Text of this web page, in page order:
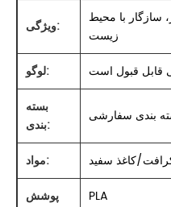
ویژگی:
سازگار با محیط
زیست
لوگو:
قابل قبول است
بسته
بندی:
بندی سفارشی
مواد:
کاغذ سفید
پوشش
PLA